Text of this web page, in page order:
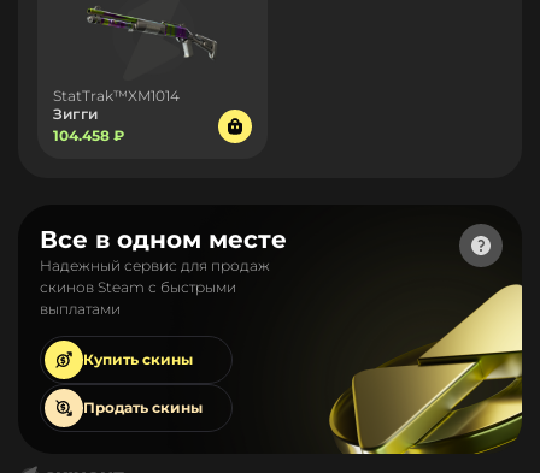
StatTrak™XM1014
Зигги
104.458 ₽
Все в одном месте
Надежный сервис для продаж
скинов Steam с быстрыми
выплатами
Купить скины
Продать скины